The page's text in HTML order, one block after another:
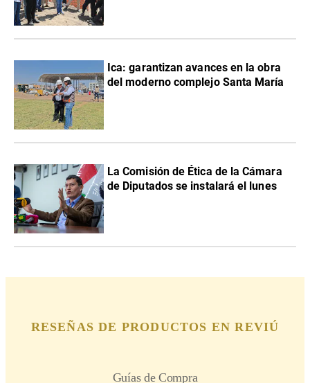
Ica: garantizan avances en la obra
del moderno complejo Santa María
La Comisión de Ética de la Cámara
de Diputados se instalará el lunes